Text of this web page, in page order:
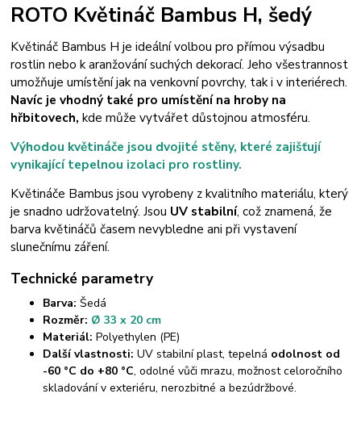
ROTO Květináč Bambus H, šedý
Květináč Bambus H je ideální volbou pro přímou výsadbu
rostlin nebo k aranžování suchých dekorací. Jeho všestrannost
umožňuje umístění jak na venkovní povrchy, tak i v interiérech.
Navíc je vhodný také pro umístění na hroby na
hřbitovech, kde může vytvářet důstojnou atmosféru.
Výhodou květináče jsou dvojité stěny, které zajišťují
vynikající tepelnou izolaci pro rostliny.
Květináče Bambus jsou vyrobeny z kvalitního materiálu, který
je snadno udržovatelný. Jsou UV stabilní, což znamená, že
barva květináčů časem nevybledne ani při vystavení
slunečnímu záření.
Technické parametry
Barva: Šedá
Rozměr: Ø 33 x 20 cm
Materiál: Polyethylen (PE)
Další vlastnosti: UV stabilní plast, tepelná odolnost od
-60 °C do +80 °C, odolné vůči mrazu, možnost celoročního
skladování v exteriéru, nerozbitné a bezúdržbové.